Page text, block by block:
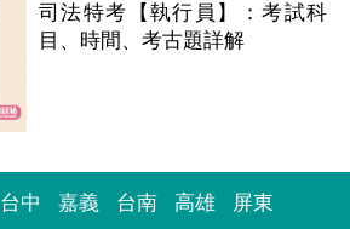
司法特考【執行員】：考試科
目、時間、考古題詳解
台中 嘉義 台南 高雄 屏東